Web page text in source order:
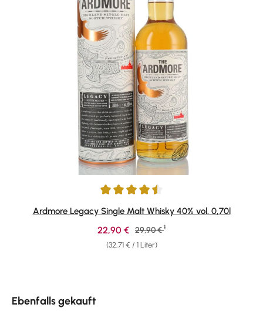
Durchschnittliche Bewertung von 4.61 von 5 Sternen
Ardmore Legacy Single Malt Whisky 40% vol. 0,70l
(32,71 € / 1 Liter)
Verkaufspreis:
22,90 € Regulärer Preis:
29,90 € 1
Ebenfalls gekauft